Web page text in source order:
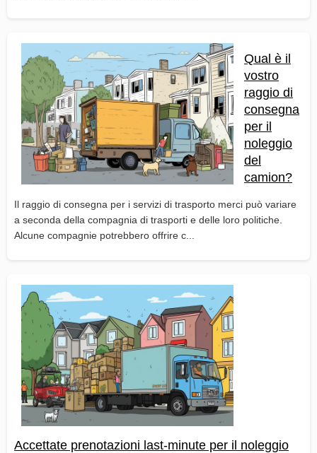
Qual è il
vostro
raggio di
consegna
per il
noleggio
del
camion?
Il raggio di consegna per i servizi di trasporto merci può variare
a seconda della compagnia di trasporti e delle loro politiche.
Alcune compagnie potrebbero offrire c...
Accettate prenotazioni last-minute per il noleggio